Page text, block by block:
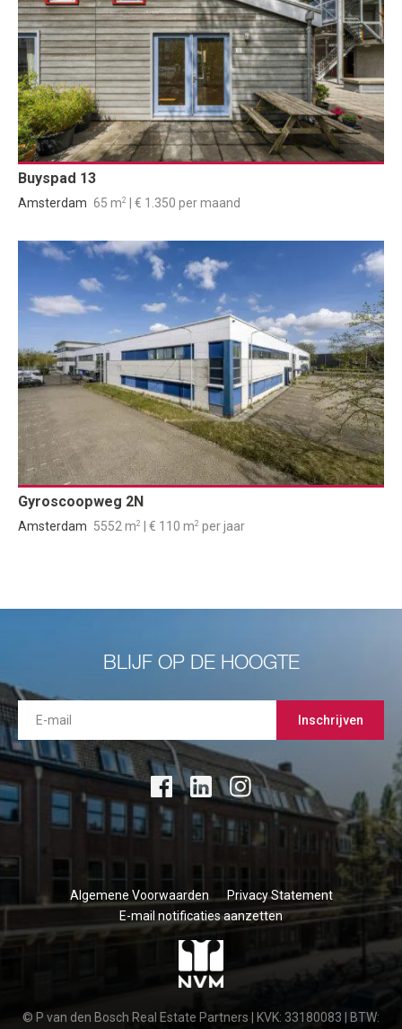
Buyspad 13
Amsterdam 65 m2 | € 1.350 per maand
Gyroscoopweg 2N
Amsterdam 5552 m2 | € 110 m2 per jaar
BLIJF OP DE HOOGTE
Inschrijven
Algemene Voorwaarden
Privacy Statement
E-mail notificaties aanzetten
© P van den Bosch Real Estate Partners | KVK: 33180083 | BTW: